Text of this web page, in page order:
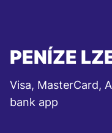
PENÍZE
Visa, MasterCard,
bank app